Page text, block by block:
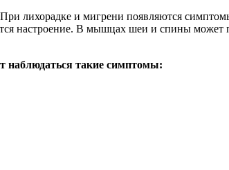
лихорадке и мигрени появляются
настроение. В мышцах шеи и спины может
наблюдаться такие симптомы: